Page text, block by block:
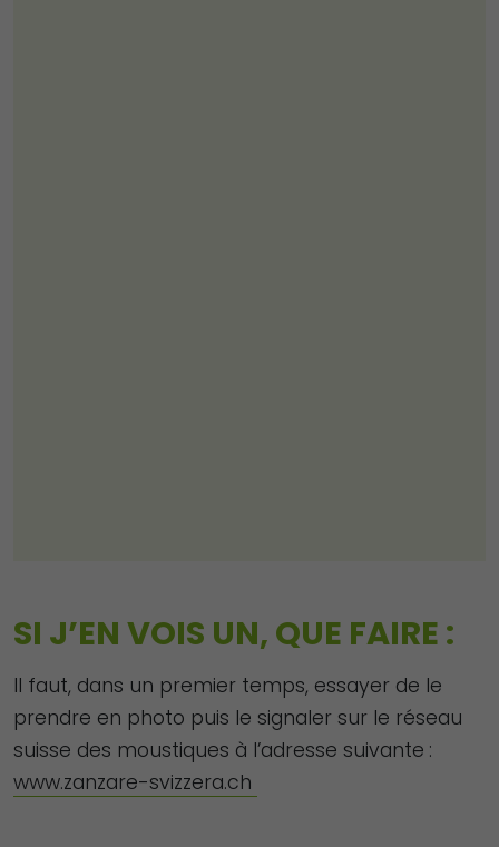
SI J’EN VOIS UN, QUE FAIRE :
Il faut, dans un premier temps, essayer de le
prendre en photo puis le signaler sur le réseau
suisse des moustiques à l’adresse suivante :
www.zanzare-svizzera.ch